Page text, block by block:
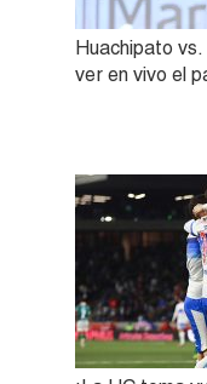
Huachipato
ver en vivo el